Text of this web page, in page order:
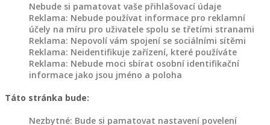
Nebude si pamatovat vaše přihlašovací údaje
Reklama: Nebude používat informace pro reklamní
účely na míru pro uživatele spolu se třetími stranami
Reklama: Nepovolí vám spojení se sociálními sítěmi
Reklama: Neidentifikuje zařízení, které používáte
Reklama: Nebude moci sbírat osobní identifikační
informace jako jsou jméno a poloha
Táto stránka bude:
Nezbytné: Bude si pamatovat nastavení povelení